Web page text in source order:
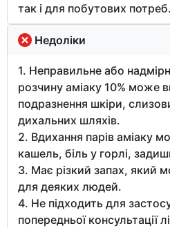
так і для побутових потреб.
Недоліки
1. Неправильне або
розчину аміаку 10% може
подразнення шкіри,
дихальних шляхів.
2. Вдихання парів аміаку
кашель, біль у горлі,
3. Має різкий запах, який
для деяких людей.
4. Не підходить для
попередньої консультації